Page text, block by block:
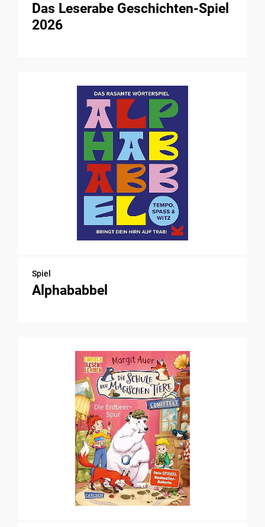
Das Leserabe Geschichten-Spiel
2026
Spiel
Alphababbel